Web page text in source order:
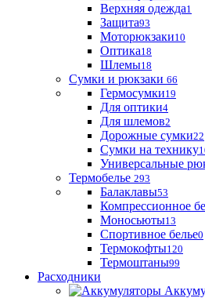
Верхняя одежда1
Защита93
Моторюкзаки10
Оптика18
Шлемы18
Сумки и рюкзаки 66
Гермосумки19
Для оптики4
Для шлемов2
Дорожные сумки22
Сумки на технику
Универсальные
Термобелье 293
Балаклавы53
Компрессионное
Моносьюты13
Спортивное белье0
Термокофты120
Термоштаны99
Расходники